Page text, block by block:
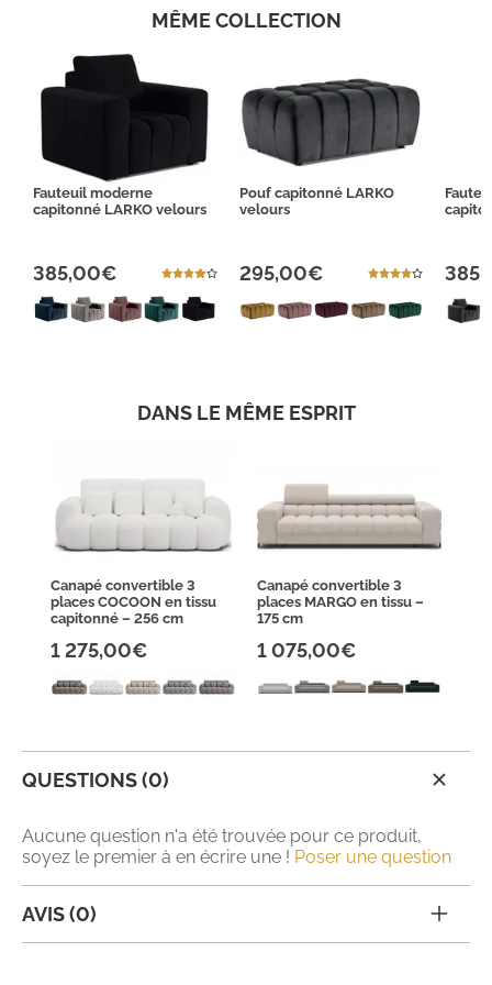
MÊME COLLECTION
Fauteuil moderne
capitonné LARKO velours
385,00€
Pouf capitonné LARKO
velours
295,00€
DANS LE MÊME ESPRIT
Canapé convertible 3
places COCOON en tissu
capitonné – 256 cm
1 275,00€
Canapé convertible 3
places MARGO en tissu –
175 cm
1 075,00€
QUESTIONS (0)
Aucune question n'a été trouvée pour ce produit,
soyez le premier à en écrire une ! Poser une question
AVIS (0)